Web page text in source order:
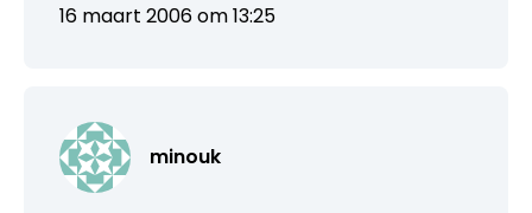
16 maart 2006 om 13:25
minouk